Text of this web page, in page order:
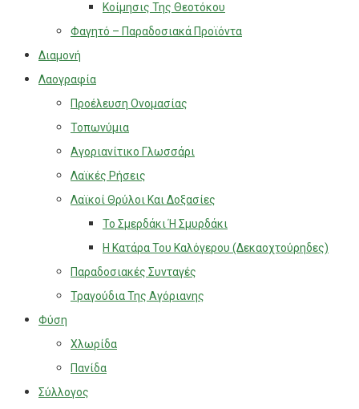
Κοίμησις Της Θεοτόκου
Φαγητό – Παραδοσιακά Προϊόντα
Διαμονή
Λαογραφία
Προέλευση Ονομασίας
Τοπωνύμια
Αγοριανίτικο Γλωσσάρι
Λαϊκές Ρήσεις
Λαϊκοί Θρύλοι Και Δοξασίες
Το Σμερδάκι Ή Σμυρδάκι
Η Κατάρα Του Καλόγερου (Δεκαοχτούρηδες)
Παραδοσιακές Συνταγές
Τραγούδια Της Αγόριανης
Φύση
Χλωρίδα
Πανίδα
Σύλλογος